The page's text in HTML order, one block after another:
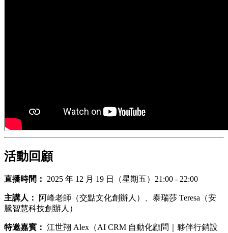
活動回顧
直播時間： 2025 年 12 月 19 日（星期五）21:00 - 22:00
主講人：
阿峰老師（交點文化創辦人）、泰瑞莎 Teresa（安
騰智慧科技創辦人）
特邀嘉賓： 江世翔 Alex（AI CRM 自動化顧問｜夥伴行銷設